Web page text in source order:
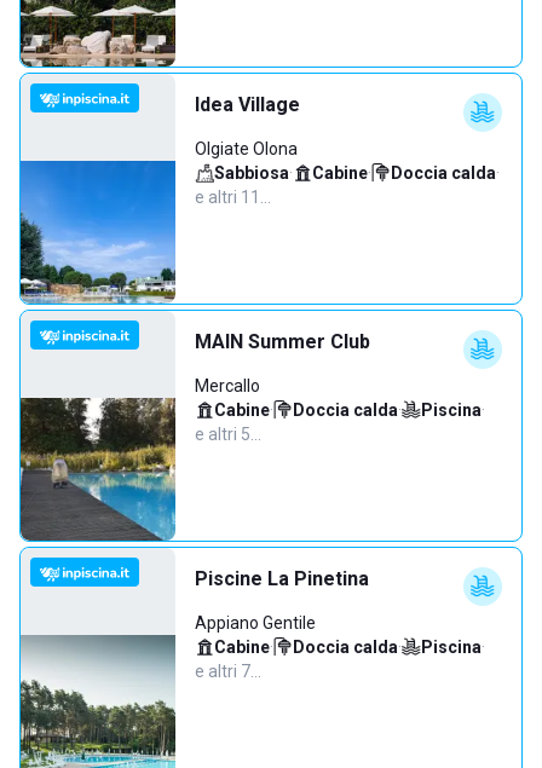
Idea Village
Olgiate Olona
Sabbiosa· Cabine· Doccia calda·
e altri 11…
MAIN Summer Club
Mercallo
Cabine· Doccia calda· Piscina·
e altri 5…
Piscine La Pinetina
Appiano Gentile
Cabine· Doccia calda· Piscina·
e altri 7…